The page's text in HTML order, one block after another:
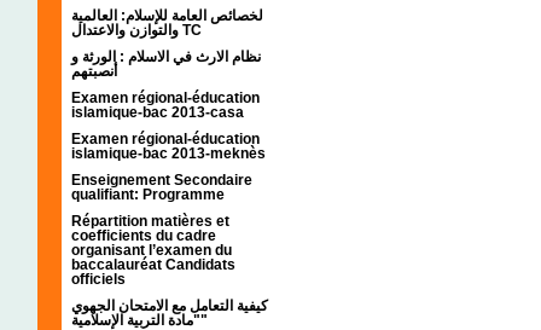
لخصائص العامة للإسلام: العالمية
والتوازن والاعتدال TC
نظام الارث في الاسلام : الورثة و
أنصبتهم
Examen régional-éducation
islamique-bac 2013-casa
Examen régional-éducation
islamique-bac 2013-meknès
Enseignement Secondaire
qualifiant: Programme
Répartition matières et
coefficients du cadre
organisant l’examen du
baccalauréat Candidats
officiels
كيفية التعامل مع الامتحان الجهوي
"مادة التربية الإسلامية"